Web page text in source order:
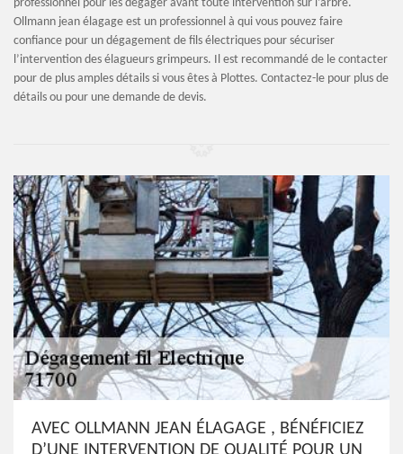
professionnel pour les dégager avant toute intervention sur l’arbre.
Ollmann jean élagage est un professionnel à qui vous pouvez faire
confiance pour un dégagement de fils électriques pour sécuriser
l’intervention des élagueurs grimpeurs. Il est recommandé de le contacter
pour de plus amples détails si vous êtes à Plottes. Contactez-le pour plus de
détails ou pour une demande de devis.
AVEC OLLMANN JEAN ÉLAGAGE , BÉNÉFICIEZ
D’UNE INTERVENTION DE QUALITÉ POUR UN